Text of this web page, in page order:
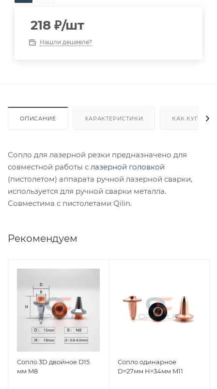
218 ₽/шт
Нашли дешевле?
ОПИСАНИЕ ХАРАКТЕРИСТИКИ КАК КУПИТЬ
Сопло для лазерной резки предназначено для
совместной работы с лазерной головкой
(пистолетом) аппарата ручной лазерной сварки,
используется для ручной сварки металла.
Совместима с пистолетами Qilin.
Рекомендуем
Сопло 3D двойное D15
мм M8
Сопло одинарное
D=27мм H=34мм M11